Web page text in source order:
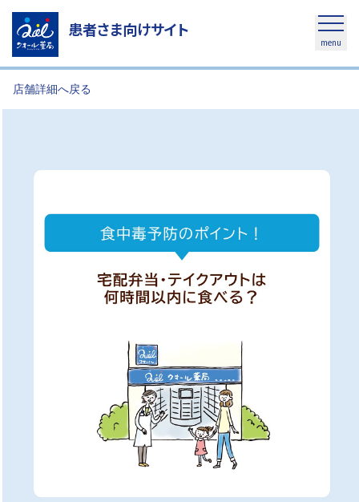
患者さま向けサイト
menu
店舗詳細へ戻る